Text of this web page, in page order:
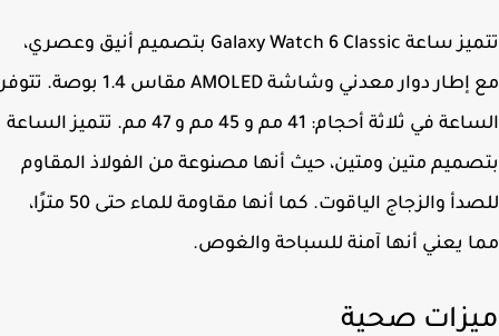
تتميز ساعة Galaxy Watch 6 Classic بتصميم أنيق وعصري،
مع إطار دوار معدني وشاشة AMOLED مقاس 1.4 بوصة. تتوفر
الساعة في ثلاثة أحجام: 41 مم و 45 مم و 47 مم. تتميز الساعة
متين ومتين، حيث أنها مصنوعة من الفولاذ المقاوم
للصدأ والزجاج الياقوت. كما أنها مقاومة للماء حتى 50 مترًا،
يعني أنها آمنة للسباحة والغوص.
صحية